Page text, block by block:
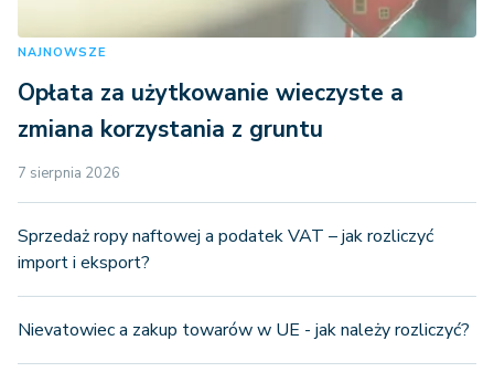
NAJNOWSZE
Opłata za użytkowanie wieczyste a
zmiana korzystania z gruntu
7 sierpnia 2026
Sprzedaż ropy naftowej a podatek VAT – jak rozliczyć
import i eksport?
Nievatowiec a zakup towarów w UE - jak należy rozliczyć?